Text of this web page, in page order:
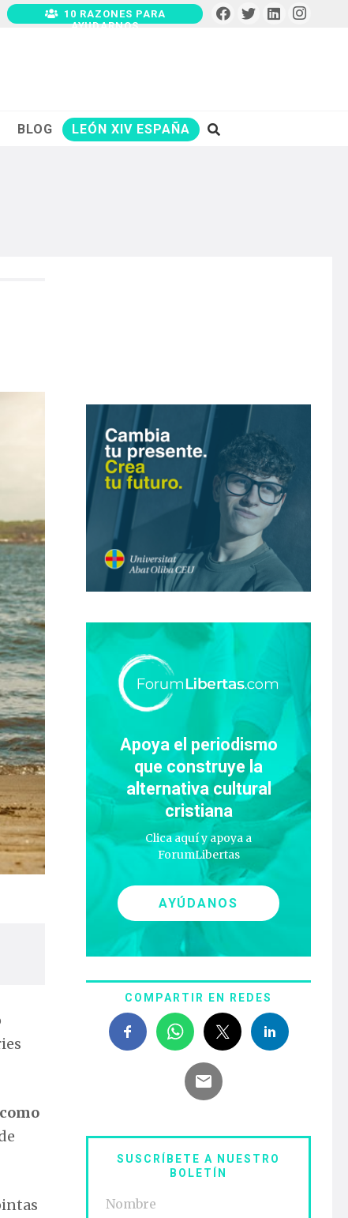
10 RAZONES PARA
AYUDARNOS
BLOG LEÓN XIV ESPAÑA
Apoya el periodismo
que construye la
alternativa cultural
cristiana
Clica aquí y apoya a
ForumLibertas
AYÚDANOS
COMPARTIR EN REDES
SUSCRÍBETE A NUESTRO
BOLETÍN